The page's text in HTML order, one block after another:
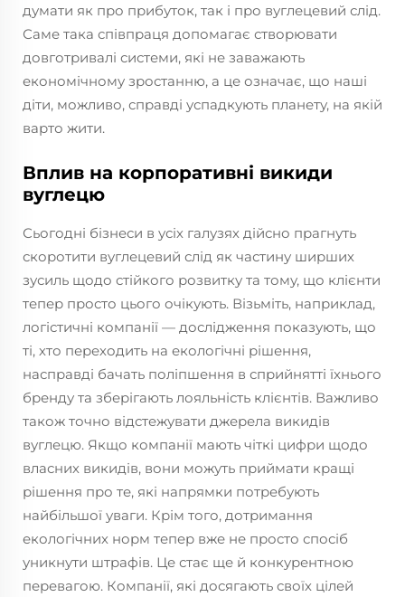
думати як про прибуток, так і про вуглецевий слід.
Саме така співпраця допомагає створювати
довготривалі системи, які не заважають
економічному зростанню, а це означає, що наші
діти, можливо, справді успадкують планету, на якій
варто жити.
Вплив на корпоративні викиди
вуглецю
Сьогодні бізнеси в усіх галузях дійсно прагнуть
скоротити вуглецевий слід як частину ширших
зусиль щодо стійкого розвитку та тому, що клієнти
тепер просто цього очікують. Візьміть, наприклад,
логістичні компанії — дослідження показують, що
ті, хто переходить на екологічні рішення,
насправді бачать поліпшення в сприйнятті їхнього
бренду та зберігають лояльність клієнтів. Важливо
також точно відстежувати джерела викидів
вуглецю. Якщо компанії мають чіткі цифри щодо
власних викидів, вони можуть приймати кращі
рішення про те, які напрямки потребують
найбільшої уваги. Крім того, дотримання
екологічних норм тепер вже не просто спосіб
уникнути штрафів. Це стає ще й конкурентною
перевагою. Компанії, які досягають своїх цілей